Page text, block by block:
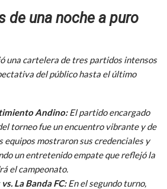
de una noche a puro
una cartelera de tres partidos intensos
del público hasta el último
Andino:El partido encargado
torneo fue un encuentro vibrante y de
equipos mostraron sus credenciales y
un entretenido empate que reflejó la
el campeonato.
La Banda FC:En el segundo turno,